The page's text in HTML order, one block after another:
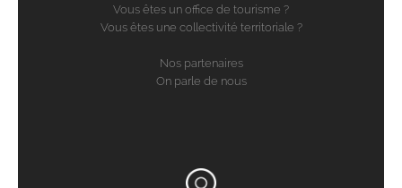
Vous êtes un office de tourisme ?
Vous êtes une collectivité territoriale ?
Nos partenaires
On parle de nous